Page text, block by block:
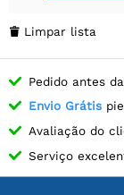
 Limpar lista
Pedido antes
Envio Grátis
Avaliação do
Serviço